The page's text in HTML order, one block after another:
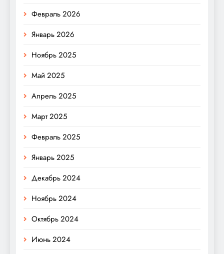
Февраль 2026
Январь 2026
Ноябрь 2025
Май 2025
Апрель 2025
Март 2025
Февраль 2025
Январь 2025
Декабрь 2024
Ноябрь 2024
Октябрь 2024
Июнь 2024